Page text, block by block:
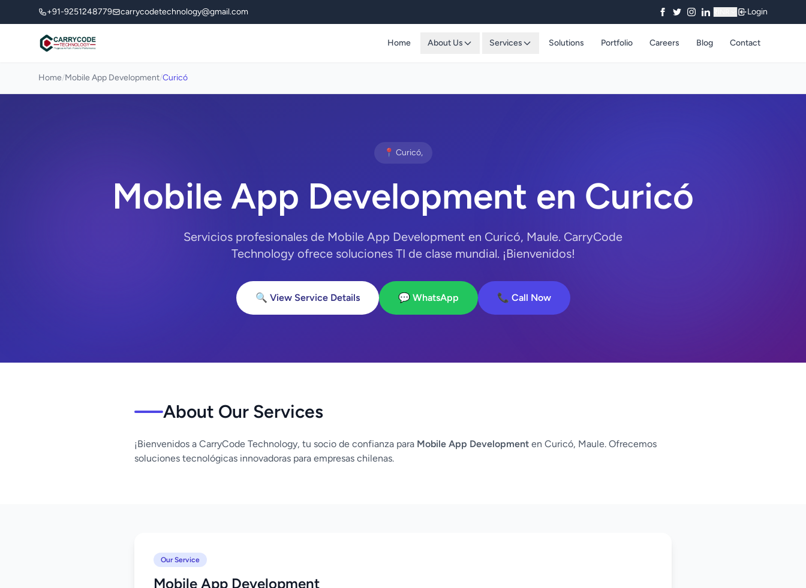
+91-9251248779 carrycodetechnology@gmail.com Login
Home About Us Services Solutions Portfolio Careers Blog Contact
Home/Mobile App Development/Curicó
📍 Curicó,
Mobile App Development en Curicó
Servicios profesionales de Mobile App Development en Curicó, Maule. CarryCode
Technology ofrece soluciones TI de clase mundial. ¡Bienvenidos!
🔍 View Service Details 💬 WhatsApp 📞 Call Now
About Our Services
¡Bienvenidos a CarryCode Technology, tu socio de confianza para Mobile App Development en Curicó, Maule. Ofrecemos
soluciones tecnológicas innovadoras para empresas chilenas.
Our Service
Mobile App Development